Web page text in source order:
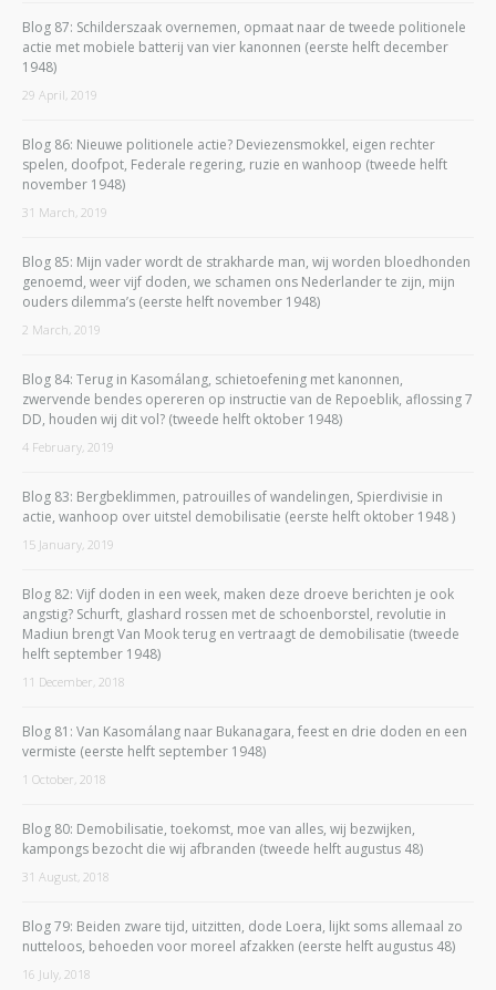
Blog 87: Schilderszaak overnemen, opmaat naar de tweede politionele
actie met mobiele batterij van vier kanonnen (eerste helft december
1948)
29 April, 2019
Blog 86: Nieuwe politionele actie? Deviezensmokkel, eigen rechter
spelen, doofpot, Federale regering, ruzie en wanhoop (tweede helft
november 1948)
31 March, 2019
Blog 85: Mijn vader wordt de strakharde man, wij worden bloedhonden
genoemd, weer vijf doden, we schamen ons Nederlander te zijn, mijn
ouders dilemma’s (eerste helft november 1948)
2 March, 2019
Blog 84: Terug in Kasomálang, schietoefening met kanonnen,
zwervende bendes opereren op instructie van de Repoeblik, aflossing 7
DD, houden wij dit vol? (tweede helft oktober 1948)
4 February, 2019
Blog 83: Bergbeklimmen, patrouilles of wandelingen, Spierdivisie in
actie, wanhoop over uitstel demobilisatie (eerste helft oktober 1948 )
15 January, 2019
Blog 82: Vijf doden in een week, maken deze droeve berichten je ook
angstig? Schurft, glashard rossen met de schoenborstel, revolutie in
Madiun brengt Van Mook terug en vertraagt de demobilisatie (tweede
helft september 1948)
11 December, 2018
Blog 81: Van Kasomálang naar Bukanagara, feest en drie doden en een
vermiste (eerste helft september 1948)
1 October, 2018
Blog 80: Demobilisatie, toekomst, moe van alles, wij bezwijken,
kampongs bezocht die wij afbranden (tweede helft augustus 48)
31 August, 2018
Blog 79: Beiden zware tijd, uitzitten, dode Loera, lijkt soms allemaal zo
nutteloos, behoeden voor moreel afzakken (eerste helft augustus 48)
16 July, 2018